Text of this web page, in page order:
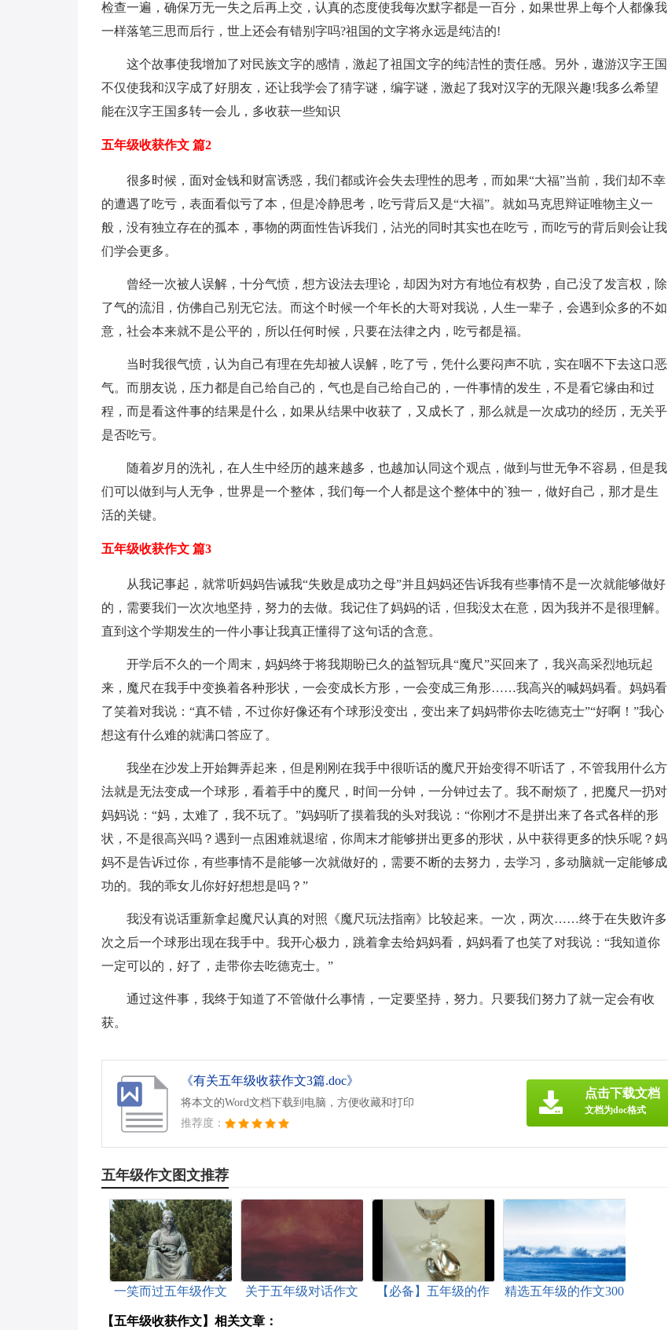
检查一遍，确保万无一失之后再上交，认真的态度使我每次默字都是一百分，如果世界上每个人都像我
一样落笔三思而后行，世上还会有错别字吗?祖国的文字将永远是纯洁的!
这个故事使我增加了对民族文字的感情，激起了祖国文字的纯洁性的责任感。另外，遨游汉字王国
不仅使我和汉字成了好朋友，还让我学会了猜字谜，编字谜，激起了我对汉字的无限兴趣!我多么希望
能在汉字王国多转一会儿，多收获一些知识
五年级收获作文 篇2
很多时候，面对金钱和财富诱惑，我们都或许会失去理性的思考，而如果“大福”当前，我们却不幸
的遭遇了吃亏，表面看似亏了本，但是冷静思考，吃亏背后又是“大福”。就如马克思辩证唯物主义一
般，没有独立存在的孤本，事物的两面性告诉我们，沾光的同时其实也在吃亏，而吃亏的背后则会让我
们学会更多。
曾经一次被人误解，十分气愤，想方设法去理论，却因为对方有地位有权势，自己没了发言权，除
了气的流泪，仿佛自己别无它法。而这个时候一个年长的大哥对我说，人生一辈子，会遇到众多的不如
意，社会本来就不是公平的，所以任何时候，只要在法律之内，吃亏都是福。
当时我很气愤，认为自己有理在先却被人误解，吃了亏，凭什么要闷声不吭，实在咽不下去这口恶
气。而朋友说，压力都是自己给自己的，气也是自己给自己的，一件事情的发生，不是看它缘由和过
程，而是看这件事的结果是什么，如果从结果中收获了，又成长了，那么就是一次成功的经历，无关乎
是否吃亏。
随着岁月的洗礼，在人生中经历的越来越多，也越加认同这个观点，做到与世无争不容易，但是我
们可以做到与人无争，世界是一个整体，我们每一个人都是这个整体中的`独一，做好自己，那才是生
活的关键。
五年级收获作文 篇3
从我记事起，就常听妈妈告诫我“失败是成功之母”并且妈妈还告诉我有些事情不是一次就能够做好
的，需要我们一次次地坚持，努力的去做。我记住了妈妈的话，但我没太在意，因为我并不是很理解。
直到这个学期发生的一件小事让我真正懂得了这句话的含意。
开学后不久的一个周末，妈妈终于将我期盼已久的益智玩具“魔尺”买回来了，我兴高采烈地玩起
来，魔尺在我手中变换着各种形状，一会变成长方形，一会变成三角形……我高兴的喊妈妈看。妈妈看
了笑着对我说：“真不错，不过你好像还有个球形没变出，变出来了妈妈带你去吃德克士”“好啊！”我心
想这有什么难的就满口答应了。
我坐在沙发上开始舞弄起来，但是刚刚在我手中很听话的魔尺开始变得不听话了，不管我用什么方
法就是无法变成一个球形，看着手中的魔尺，时间一分钟，一分钟过去了。我不耐烦了，把魔尺一扔对
妈妈说：“妈，太难了，我不玩了。”妈妈听了摸着我的头对我说：“你刚才不是拼出来了各式各样的形
状，不是很高兴吗？遇到一点困难就退缩，你周末才能够拼出更多的形状，从中获得更多的快乐呢？妈
妈不是告诉过你，有些事情不是能够一次就做好的，需要不断的去努力，去学习，多动脑就一定能够成
功的。我的乖女儿你好好想想是吗？”
我没有说话重新拿起魔尺认真的对照《魔尺玩法指南》比较起来。一次，两次……终于在失败许多
次之后一个球形出现在我手中。我开心极力，跳着拿去给妈妈看，妈妈看了也笑了对我说：“我知道你
一定可以的，好了，走带你去吃德克士。”
通过这件事，我终于知道了不管做什么事情，一定要坚持，努力。只要我们努力了就一定会有收
获。
《有关五年级收获作文3篇.doc》
将本文的Word文档下载到电脑，方便收藏和打印
推荐度：
点击下载文档
文档为doc格式
五年级作文图文推荐
一笑而过五年级作文
关于五年级对话作文
【必备】五年级的作
精选五年级的作文300
【五年级收获作文】相关文章：